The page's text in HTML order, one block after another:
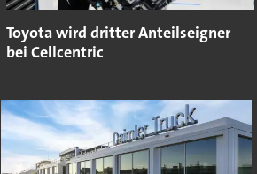
Toyota wird dritter Anteilseigner
bei Cellcentric